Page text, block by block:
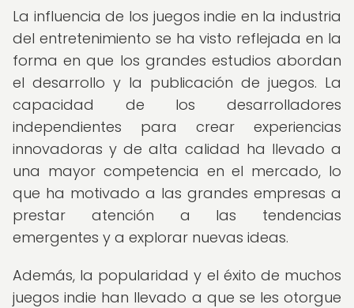
La influencia de los juegos indie en la industria
del entretenimiento se ha visto reflejada en la
forma en que los grandes estudios abordan
el desarrollo y la publicación de juegos. La
capacidad de los desarrolladores
independientes para crear experiencias
innovadoras y de alta calidad ha llevado a
una mayor competencia en el mercado, lo
que ha motivado a las grandes empresas a
prestar atención a las tendencias
emergentes y a explorar nuevas ideas.
Además, la popularidad y el éxito de muchos
juegos indie han llevado a que se les otorgue